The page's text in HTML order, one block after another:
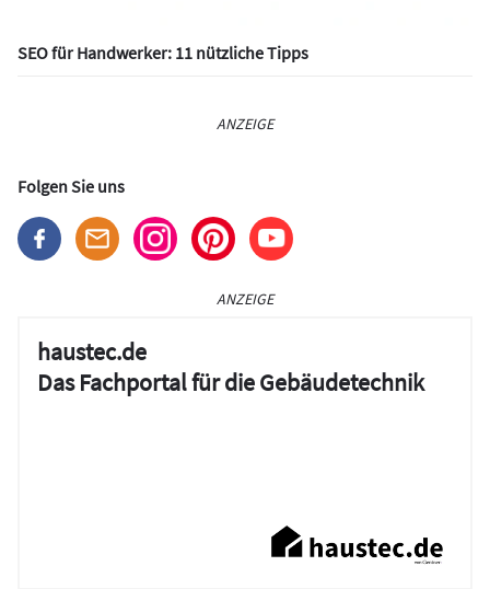
SEO für Handwerker: 11 nützliche Tipps
ANZEIGE
Folgen Sie uns
ANZEIGE
haustec.de
Das Fachportal für die Gebäudetechnik